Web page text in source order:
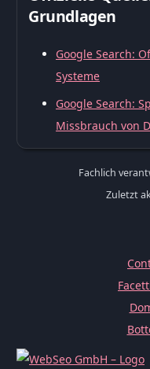
Grundlagen
Google Search:
Systeme
Google Search:
Missbrauch von
Fachlich
Zuletzt